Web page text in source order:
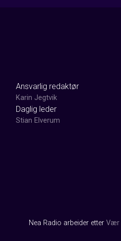
Ansvarlig redaktør
Karin Jegtvik
Daglig leder
Stian Elverum
Nea Radio arbeider etter Vær